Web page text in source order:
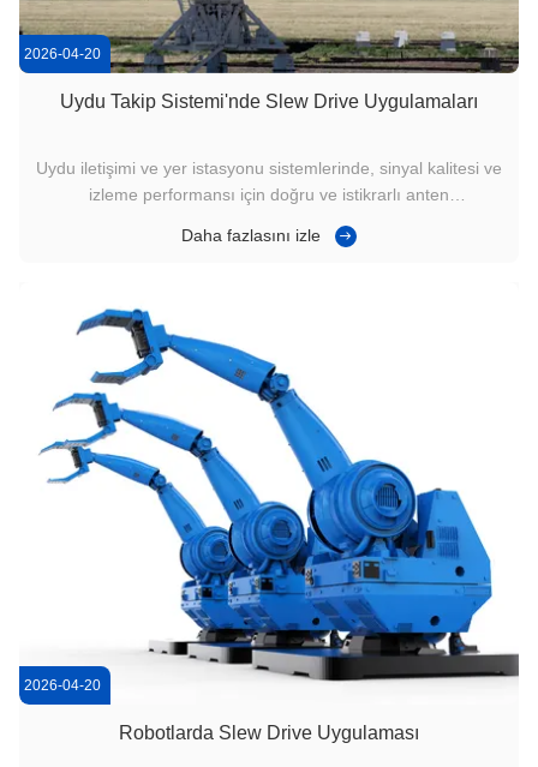
2026-04-20
Uydu Takip Sistemi'nde Slew Drive Uygulamaları
Uydu iletişimi ve yer istasyonu sistemlerinde, sinyal kalitesi ve
izleme performansı için doğru ve istikrarlı anten
Gear Slew Drive) uydu izleme sistemlerindeki çekirdek
Daha fazlasını izle
2026-04-20
Robotlarda Slew Drive Uygulaması